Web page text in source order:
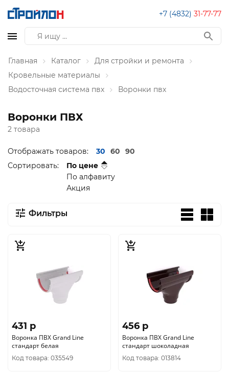
+7 (4832) 31-77-77
Главная Каталог
Для стройки и ремонта
Кровельные материалы
Водосточная система пвх
Воронки пвх
Воронки ПВХ
2 товара
Отображать товаров: 30 60
90
Сортировать:
По цене
По алфавиту
Акция
Фильтры
431 p
Воронка ПВХ Grand Line
стандарт белая
Код товара: 035549
456 p
Воронка ПВХ Grand Line
стандарт шоколадная
Код товара: 013814